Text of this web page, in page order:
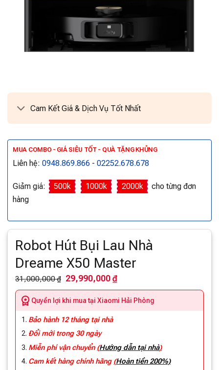
Cam Kết Giá & Dịch Vụ Tốt Nhất
MUA COMBO - GIÁ SIÊU TỐT - QUÀ TẶNG KHỦNG
Liên hệ: 0948.869.866 - 02252.678.678
Giảm giá: 500k 1000k 2000k
cho từng đơn
hàng
Robot Hút Bụi Lau Nhà
Dreame X50 Master
31,000,000 ₫ 29,990,000 ₫
Quyền lợi khi mua tại Xiaomi Hải Phòng
Bảo hành 12 tháng tại nhà
Đổi mới trong 30 ngày
Miễn phí vận chuyển (Hướng dẫn tại nhà)
Cam kết hàng chính hãng (Hoàn tiền 200%)